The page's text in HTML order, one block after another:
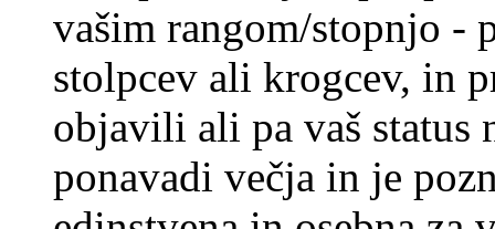
vašim rangom/stopnjo -
stolpcev ali krogcev, in
objavili ali pa vaš status
ponavadi večja in je